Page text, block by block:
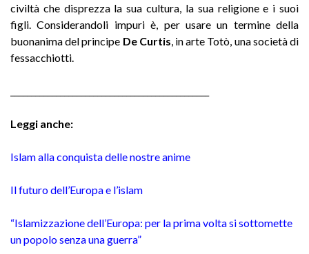
civiltà che disprezza la sua cultura, la sua religione e i suoi
figli. Considerandoli impuri è, per usare un termine della
buonanima del principe De Curtis , in arte Totò, una società di
fessacchiotti.
Leggi anche:
Islam alla conquista delle nostre anime
Il futuro dell’Europa e l’islam
“Islamizzazione dell’Europa: per la prima volta si sottomette
un popolo senza una guerra”